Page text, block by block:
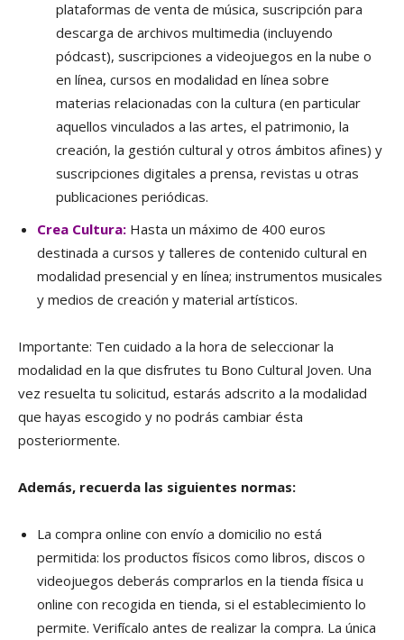
plataformas de venta de música, suscripción para
descarga de archivos multimedia (incluyendo
pódcast), suscripciones a videojuegos en la nube o
en línea, cursos en modalidad en línea sobre
materias relacionadas con la cultura (en particular
aquellos vinculados a las artes, el patrimonio, la
creación, la gestión cultural y otros ámbitos afines) y
suscripciones digitales a prensa, revistas u otras
publicaciones periódicas.
Crea Cultura: Hasta un máximo de 400 euros
destinada a cursos y talleres de contenido cultural en
modalidad presencial y en línea; instrumentos musicales
y medios de creación y material artísticos.
Importante: Ten cuidado a la hora de seleccionar la
modalidad en la que disfrutes tu Bono Cultural Joven. Una
vez resuelta tu solicitud, estarás adscrito a la modalidad
que hayas escogido y no podrás cambiar ésta
posteriormente.
Además, recuerda las siguientes normas:
La compra online con envío a domicilio no está
permitida: los productos físicos como libros, discos o
videojuegos deberás comprarlos en la tienda física u
online con recogida en tienda, si el establecimiento lo
permite. Verifícalo antes de realizar la compra. La única